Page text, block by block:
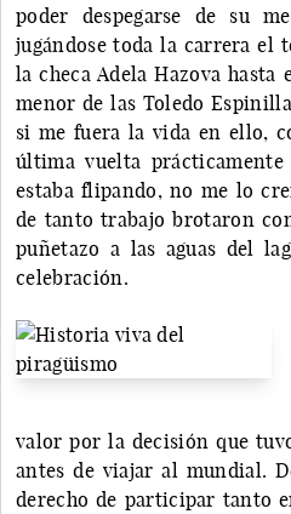
poder despegarse de su
jugándose toda la carrera el
la checa Adela Hazova
menor de las Toledo
si me fuera la vida en ello,
última vuelta
estaba flipando, no me lo
de tanto trabajo brotaron
puñetazo a las aguas del
celebración.
valor por la decisión que
antes de viajar al mundial.
derecho de participar tanto